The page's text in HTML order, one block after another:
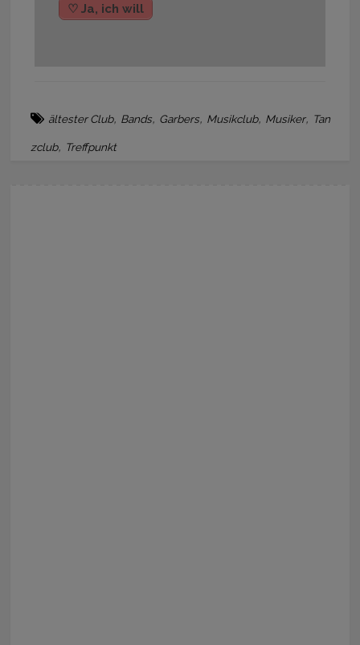
♡ Ja, ich will
ältester Club, Bands, Garbers, Musikclub, Musiker, Tan
zclub, Treffpunkt